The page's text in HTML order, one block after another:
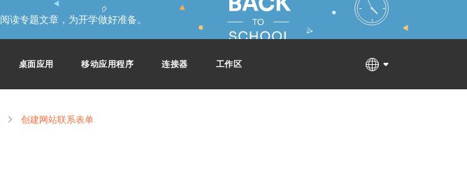
阅读专题文章，为开学做好准备。
桌面应用 移动应用程序 连接器 工作区
创建网站联系表单